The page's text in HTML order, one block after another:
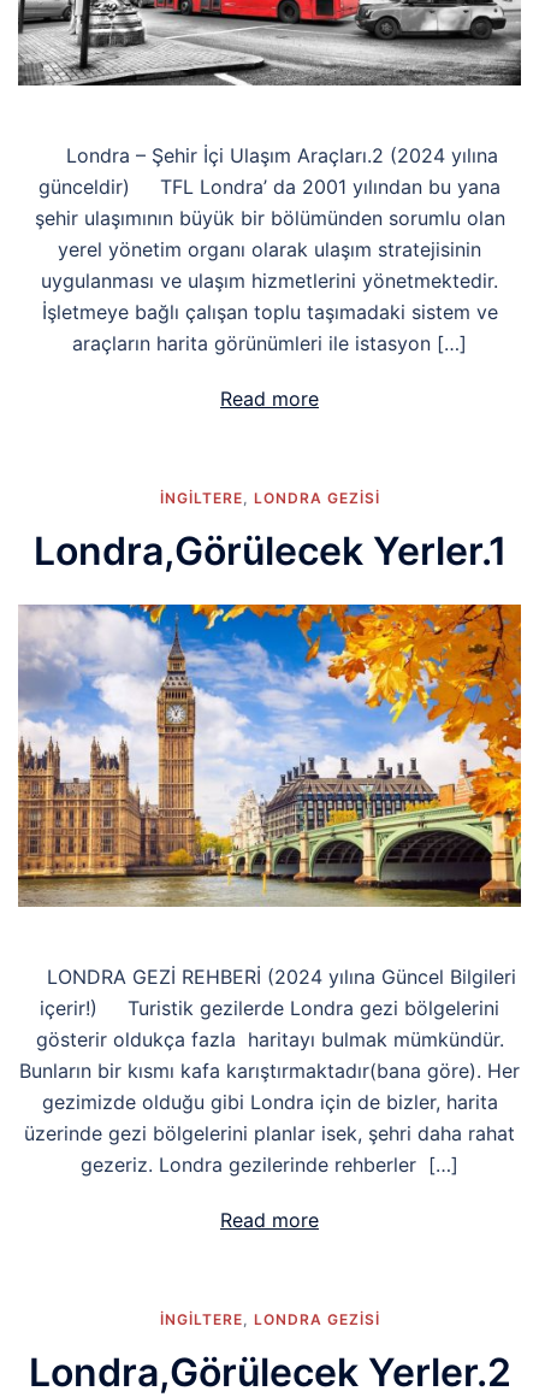
Londra – Şehir İçi Ulaşım Araçları.2 (2024 yılına
günceldir) TFL Londra’ da 2001 yılından bu yana
şehir ulaşımının büyük bir bölümünden sorumlu olan
yerel yönetim organı olarak ulaşım stratejisinin
uygulanması ve ulaşım hizmetlerini yönetmektedir.
İşletmeye bağlı çalışan toplu taşımadaki sistem ve
araçların harita görünümleri ile istasyon […]
Read more
İNGİLTERE, LONDRA GEZISI
Londra,Görülecek Yerler.1
LONDRA GEZİ REHBERİ (2024 yılına Güncel Bilgileri
içerir!) Turistik gezilerde Londra gezi bölgelerini
gösterir oldukça fazla haritayı bulmak mümkündür.
Bunların bir kısmı kafa karıştırmaktadır(bana göre). Her
gezimizde olduğu gibi Londra için de bizler, harita
üzerinde gezi bölgelerini planlar isek, şehri daha rahat
gezeriz. Londra gezilerinde rehberler […]
Read more
İNGİLTERE LONDRA GEZISI
Londra,Görülecek Yerler.2